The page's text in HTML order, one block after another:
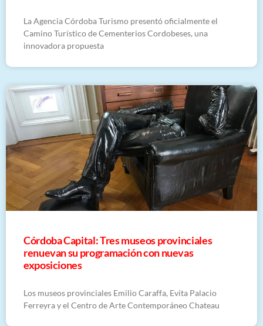
La Agencia Córdoba Turismo presentó oficialmente el
Camino Turístico de Cementerios Cordobeses, una
innovadora propuesta
Córdoba Capital: Tres museos provinciales
renuevan su programación con nuevas
exposiciones
Los museos provinciales Emilio Caraffa, Evita Palacio
Ferreyra y el Centro de Arte Contemporáneo Chateau